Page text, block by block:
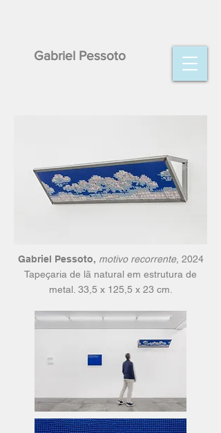
Gabriel Pessoto
Gabriel Pessoto, motivo recorrente, 2024
Tapeçaria de lã natural em estrutura de
metal. 33,5 x 125,5 x 23 cm.